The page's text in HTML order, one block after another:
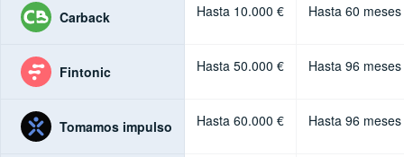
Carback Hasta 10.000 € Hasta 60 meses
Fintonic Hasta 50.000 € Hasta 96 meses
Tomamos impulso Hasta 60.000 € Hasta 96 meses